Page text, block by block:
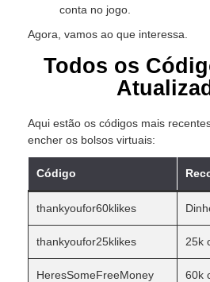
conta no jogo.
Agora, vamos ao que interessa.
Todos os
Aqui estão os códigos mais
encher os bolsos virtuais:
Código
thankyoufor60klikes
thankyoufor25klikes 25k
HeresSomeFreeMoney 60k